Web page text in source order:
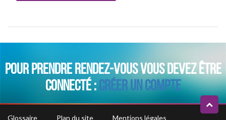
POUR PRENDRE RENDEZ-VOUS VOUS DEVEZ ÊTRE
CONNECTÉ :CRÉER UN COMPTE
Glossaire Plan du site Mentions légales